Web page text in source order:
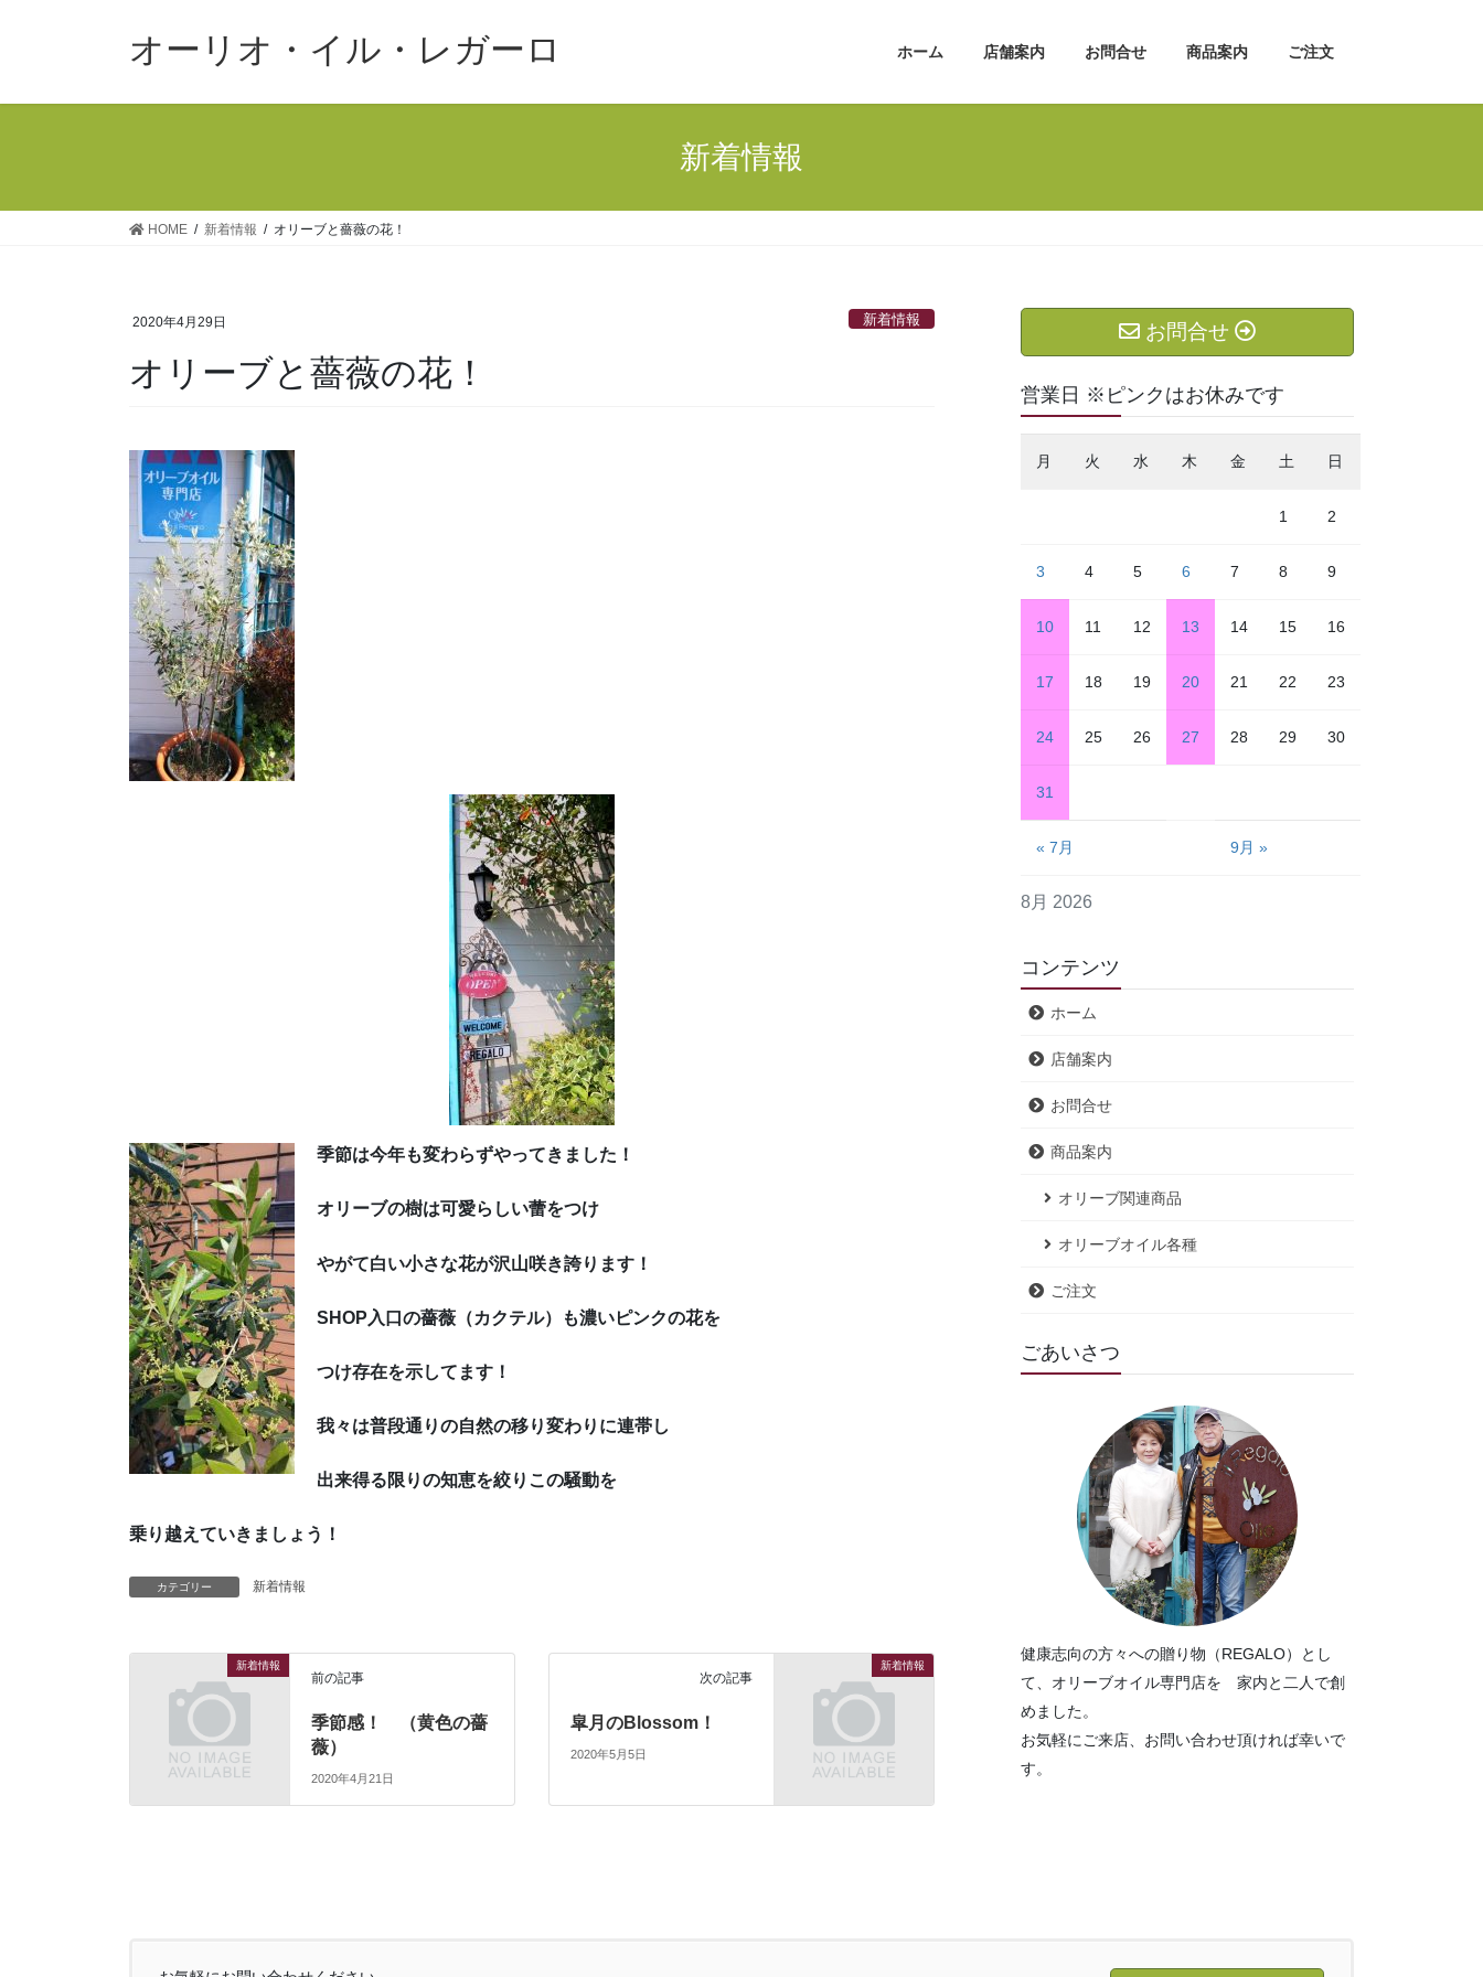
オーリオ・イル・レガーロ ホーム 店舗案内 お問合せ 商品案内 ご注文
新着情報
HOME 新着情報 オリーブと薔薇の花！
2020年4月29日 新着情報
オリーブと薔薇の花！
季節は今年も変わらずやってきました！
オリーブの樹は可愛らしい蕾をつけ
やがて白い小さな花が沢山咲き誇ります！
SHOP入口の薔薇（カクテル）も濃いピンクの花を
つけ存在を示してます！
我々は普段通りの自然の移り変わりに連帯し
出来得る限りの知恵を絞りこの騒動を
乗り越えていきましょう！
カテゴリー 新着情報
新着情報
前の記事
季節感！ （黄色の薔
薇）
2020年4月21日
新着情報
次の記事
皐月のBlossom！
2020年5月5日
お問合せ
営業日 ※ピンクはお休みです
8月 2026
月 火 水 木 金 土 日
1 2
3 4 5 6 7 8 9
10 11 12 13 14 15 16
17 18 19 20 21 22 23
24 25 26 27 28 29 30
31
« 7月 9月 »
コンテンツ
ホーム
店舗案内
お問合せ
商品案内
オリーブ関連商品
オリーブオイル各種
ご注文
ごあいさつ
健康志向の方々への贈り物（REGALO）とし
て、オリーブオイル専門店を 家内と二人で創
めました。
お気軽にご来店、お問い合わせ頂ければ幸いで
す。